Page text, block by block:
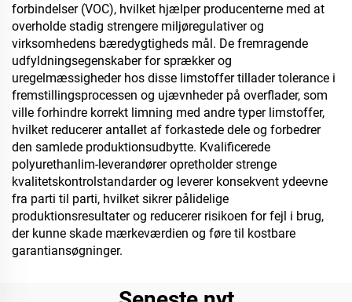
forbindelser (VOC), hvilket hjælper producenterne med at
overholde stadig strengere miljøregulativer og
virksomhedens bæredygtigheds mål. De fremragende
udfyldningsegenskaber for sprækker og
uregelmæssigheder hos disse limstoffer tillader tolerance i
fremstillingsprocessen og ujævnheder på overflader, som
ville forhindre korrekt limning med andre typer limstoffer,
hvilket reducerer antallet af forkastede dele og forbedrer
den samlede produktionsudbytte. Kvalificerede
polyurethanlim-leverandører opretholder strenge
kvalitetskontrolstandarder og leverer konsekvent ydeevne
fra parti til parti, hvilket sikrer pålidelige
produktionsresultater og reducerer risikoen for fejl i brug,
der kunne skade mærkeværdien og føre til kostbare
garantiansøgninger.